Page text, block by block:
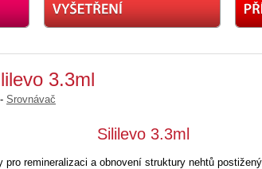
3.3ml
- Srovnávač
Sililevo 3.3ml
pro remineralizaci a obnovení struktury nehtů